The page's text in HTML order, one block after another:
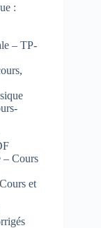
:
– TP-
– Cours
et